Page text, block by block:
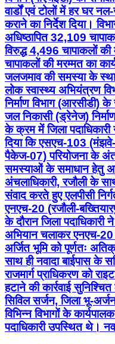
वार्डों एवं टोलों में हर घर
कराने का निर्देश दिया।
अधिष्ठापित 32,109
विरुद्ध 4,496 चापाकलों
चापाकलों की मरम्मत का
जलजमाव की समस्या के
लोक स्वास्थ्य अभियंत्रण
निर्माण विभाग (आरसीडी)
जल निकासी (ड्रेनेज)
के क्रम में जिला पदाधिकारी
दिया कि एसएच-103
पैकेज-07) परियोजना के
समस्याओं के समाधान हेतु
अंचलाधिकारी, रजौली के
संवाद करते हुए एलपीसी
एनएच-20 (रजौली-
के दौरान जिला पदाधिकारी
अभियान चलाकर एनएच-20
अर्जित भूमि को पूर्णतः
साथ ही नवादा बाईपास के
राजमार्ग प्राधिकरण को
हटाने की कार्रवाई
सिविल सर्जन, जिला भू-
विभिन्न विभागों के
पदाधिकारी उपस्थित थे।